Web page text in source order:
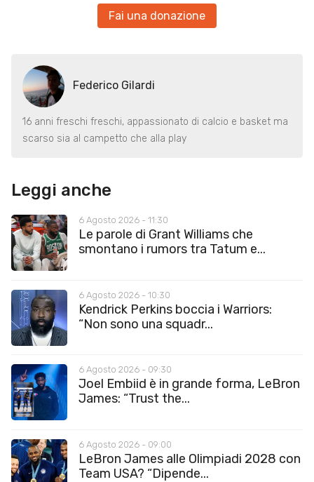
Fai una donazione
Federico Gilardi
16 anni freschi freschi, appassionato di calcio e basket ma
scarso sia al campetto che alla play
Leggi anche
6 Agosto 2026 - 11:30
Le parole di Grant Williams che
smontano i rumors tra Tatum e...
6 Agosto 2026 - 10:30
Kendrick Perkins boccia i Warriors:
“Non sono una squadr...
6 Agosto 2026 - 09:30
Joel Embiid è in grande forma, LeBron
James: “Trust the...
6 Agosto 2026 - 09:00
LeBron James alle Olimpiadi 2028 con
Team USA? “Dipende...